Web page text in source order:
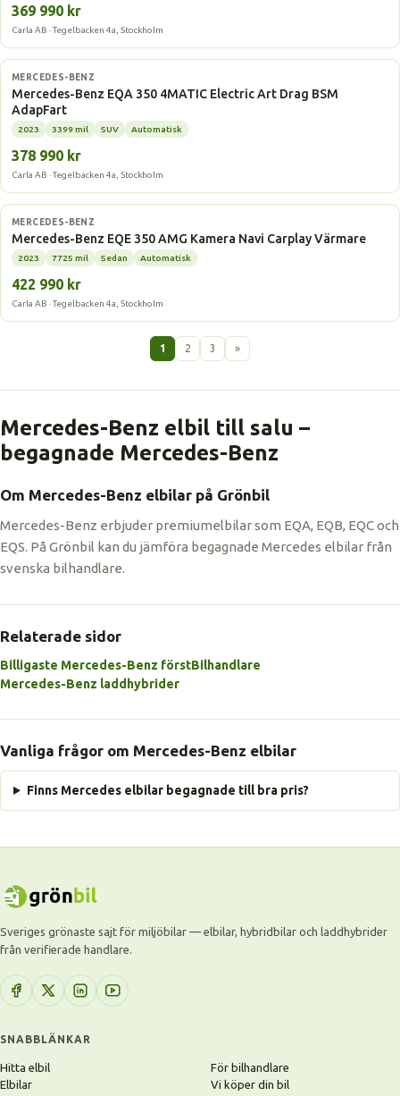
369 990 kr
Carla AB · Tegelbacken 4a, Stockholm
Elbil
MERCEDES-BENZ
Mercedes-Benz EQA 350 4MATIC Electric Art Drag BSM
AdapFart
2023 3399 mil SUV Automatisk
378 990 kr
Carla AB · Tegelbacken 4a, Stockholm
Elbil
MERCEDES-BENZ
Mercedes-Benz EQE 350 AMG Kamera Navi Carplay Värmare
2023 7725 mil Sedan Automatisk
422 990 kr
Carla AB · Tegelbacken 4a, Stockholm
1 2 3 »
Mercedes-Benz elbil till salu –
begagnade Mercedes-Benz
Om Mercedes-Benz elbilar på Grönbil
Mercedes-Benz erbjuder premiumelbilar som EQA, EQB, EQC och
EQS. På Grönbil kan du jämföra begagnade Mercedes elbilar från
svenska bilhandlare.
Relaterade sidor
Billigaste Mercedes-Benz förstBilhandlare
Mercedes-Benz laddhybrider
Vanliga frågor om Mercedes-Benz elbilar
Finns Mercedes elbilar begagnade till bra pris?
Sveriges grönaste sajt för miljöbilar — elbilar, hybridbilar och laddhybrider
från verifierade handlare.
SNABBLÄNKAR
Hitta elbil
Elbilar
För bilhandlare
Vi köper din bil